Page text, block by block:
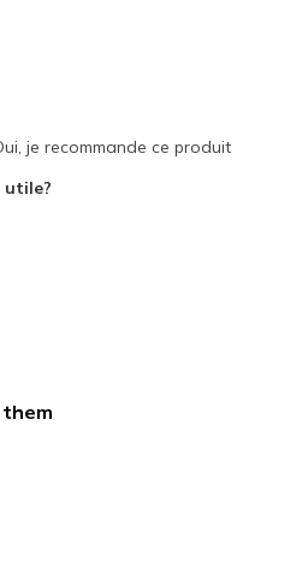
true to size
je recommande ce produit
utile?
them